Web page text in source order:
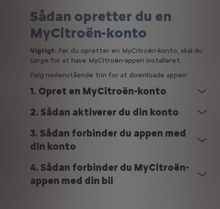
Sådan opretter du en
MyCitroën-konto
Vigtigt: Før du opretter en MyCitroën-konto, skal du
sørge for at have MyCitroën-appen installeret.
Følg nedenstående trin for at downloade appen:
1. Opret en MyCitroën-konto
2. Sådan aktiverer du din konto
3. Sådan forbinder du appen med
din konto
4. Sådan forbinder du MyCitroën-
appen med din bil